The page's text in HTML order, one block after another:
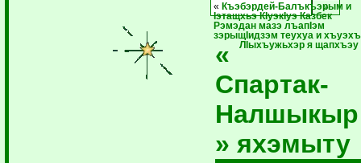
« Къэбэрдей-Балъкъэрым и
Iэтащхьэ КIуэкIуэ Казбек
Рэмэдан мазэ лъапIэм
зэрыщIидзэм теухуа и
ЛIыхъужьхэр я
«
Спартак-
Налшыкыр
» яхэмыту